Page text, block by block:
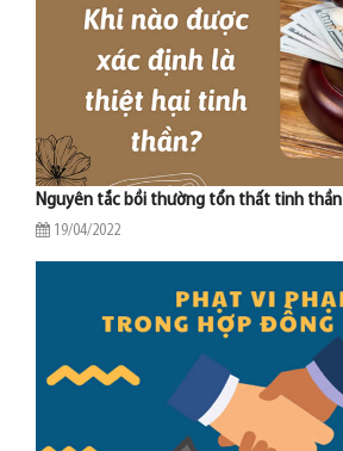
Nguyên tắc bồi thường tổn thất tinh thần
19/04/2022